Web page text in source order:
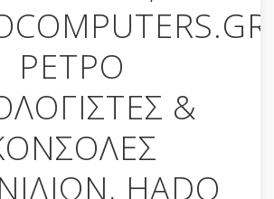
ΡΕΤΡΟ
&
HADO